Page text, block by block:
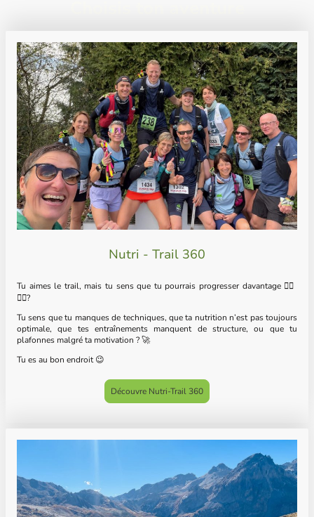
.
Nutri - Trail 360
Tu aimes le trail, mais tu sens que tu pourrais progresser davantage 🏃‍♀️
🏃‍♂️?
Tu sens que tu manques de techniques, que ta nutrition n’est pas toujours
optimale, que tes entraînements manquent de structure, ou que tu
plafonnes malgré ta motivation ? 🚀
Tu es au bon endroit 😉
Découvre Nutri-Trail 360